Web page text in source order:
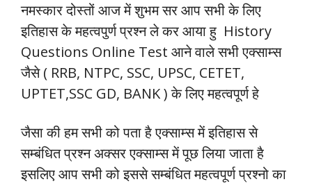
नमस्कार दोस्तों आज में शुभम सर आप सभी के लिए
इतिहास के महत्वपुर्ण प्रश्न ले कर आया हु History
Questions Online Test आने वाले सभी एक्साम्स
जैसे ( RRB, NTPC, SSC, UPSC, CETET,
UPTET,SSC GD, BANK ) के लिए महत्वपूर्ण हे
जैसा की हम सभी को पता है एक्साम्स में इतिहास से
सम्बंधित प्रश्न अक्सर एक्साम्स में पूछ लिया जाता है
इसलिए आप सभी को इससे सम्बंधित महत्वपूर्ण प्रश्नो का